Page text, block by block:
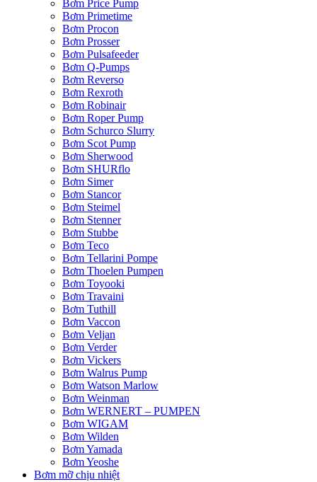
Bơm Price Pump
Bơm Primetime
Bơm Procon
Bơm Prosser
Bơm Pulsafeeder
Bơm Q-Pumps
Bơm Reverso
Bơm Rexroth
Bơm Robinair
Bơm Roper Pump
Bơm Schurco Slurry
Bơm Scot Pump
Bơm Sherwood
Bơm SHURflo
Bơm Simer
Bơm Stancor
Bơm Steimel
Bơm Stenner
Bơm Stubbe
Bơm Teco
Bơm Tellarini Pompe
Bơm Thoelen Pumpen
Bơm Toyooki
Bơm Travaini
Bơm Tuthill
Bơm Vaccon
Bơm Veljan
Bơm Verder
Bơm Vickers
Bơm Walrus Pump
Bơm Watson Marlow
Bơm Weinman
Bơm WERNERT – PUMPEN
Bơm WIGAM
Bơm Wilden
Bơm Yamada
Bơm Yeoshe
Bơm mỡ chịu nhiệt